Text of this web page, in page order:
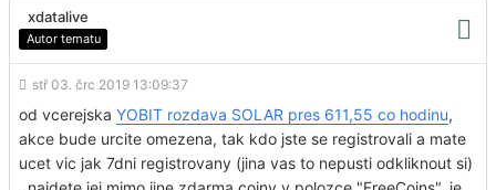
xdatalive
Autor tematu
stř 03. črc 2019 13:09:37
od vcerejska YOBIT rozdava SOLAR pres 611,55 co hodinu,
akce bude urcite omezena, tak kdo jste se registrovali a mate
ucet vic jak 7dni registrovany (jina vas to nepusti odkliknout si)